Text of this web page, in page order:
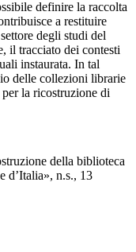
definire la raccolta
a restituire
degli studi del
il tracciato dei contesti
instaurata. In tal
delle collezioni librarie
la ricostruzione di
della biblioteca
d’Italia», n.s., 13